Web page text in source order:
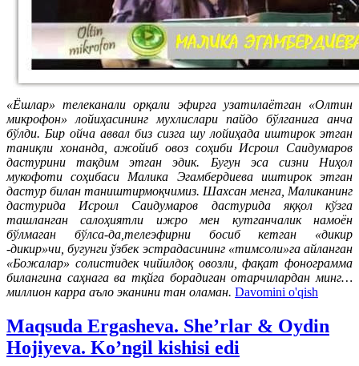
«Ёшлар» телеканали орқали эфирга узатилаётган «Олтин
микрофон» лойиҳасининг мухлислари пайдо бўлганига анча
бўлди. Бир ойча аввал биз сизга шу лойиҳада иштирок этган
таниқли хонанда, ажойиб овоз соҳиби Исроил Саидумаров
дастурини тақдим этган эдик. Бугун эса сизни Ниҳол
мукофоти соҳибаси Малика Эгамбердиева иштирок этган
дастур билан таништирмоқчимиз. Шахсан менга, Маликанинг
дастурида Исроил Саидумаров дастурида яққол кўзга
ташланган салоҳиятли ижро мен кутганчалик намоён
бўлмаган бўлса-да,телеэфирни босиб кетган «дикир
-дикир»чи, бугунги ўзбек эстрадасининг «тимсоли»га айланган
«Божалар» солистидек чийилдоқ овозли, фақат фонограмма
билангина саҳнага ва тқйга борадиган отарчилардан минг…
миллион карра аъло эканини тан оламан. Davomini o'qish
Maqsuda Ergasheva. She’rlar & Oydin
Hojiyeva. Ko’ngil kishisi edi